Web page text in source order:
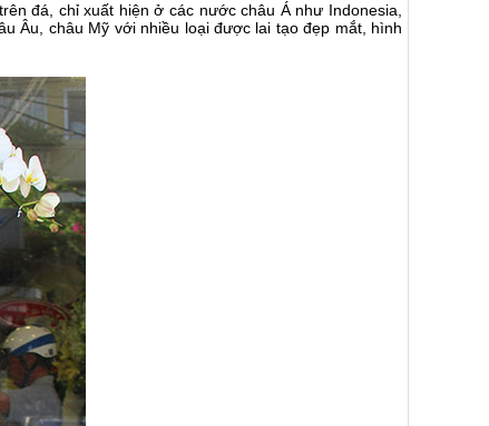
đá, chỉ xuất hiện ở các nước châu Á như Indonesia,
Âu, châu Mỹ với nhiều loại được lai tạo đẹp mắt, hình